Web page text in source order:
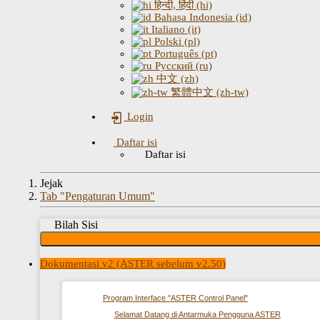
हिन्दी, हिंदी (hi)
Bahasa Indonesia (id)
Italiano (it)
Polski (pl)
Português (pt)
Русский (ru)
中文 (zh)
繁體中文 (zh-tw)
Login
Daftar isi
Daftar isi
Jejak
Tab "Pengaturan Umum"
Bilah Sisi
Dokumentasi v2 (ASTER sebelum v2.50)
Program Interface "ASTER Control Panel"
Selamat Datang di Antarmuka Pengguna ASTER